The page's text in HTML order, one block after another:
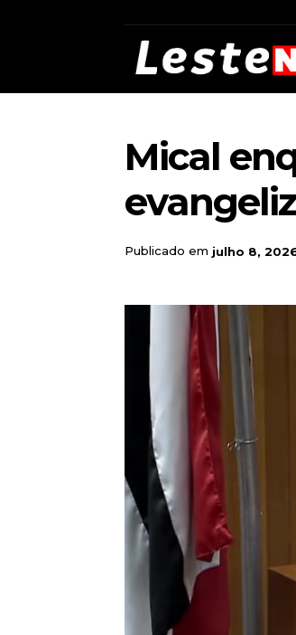
Mical
Publicado em julho 8,